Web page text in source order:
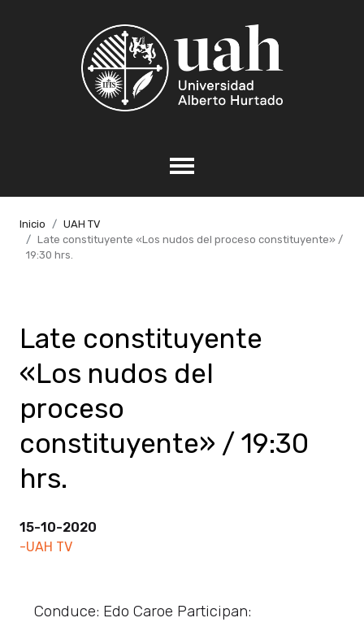
Inicio
UAH TV
Late constituyente «Los nudos del proceso constituyente» /
19:30 hrs.
Late constituyente
«Los nudos del
proceso
constituyente» / 19:30
hrs.
15-10-2020
-UAH TV
Conduce: Edo Caroe Participan: